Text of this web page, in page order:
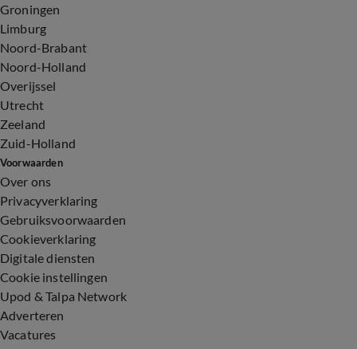
Groningen
Limburg
Noord-Brabant
Noord-Holland
Overijssel
Utrecht
Zeeland
Zuid-Holland
Voorwaarden
Over ons
Privacyverklaring
Gebruiksvoorwaarden
Cookieverklaring
Digitale diensten
Cookie instellingen
Upod & Talpa Network
Adverteren
Vacatures